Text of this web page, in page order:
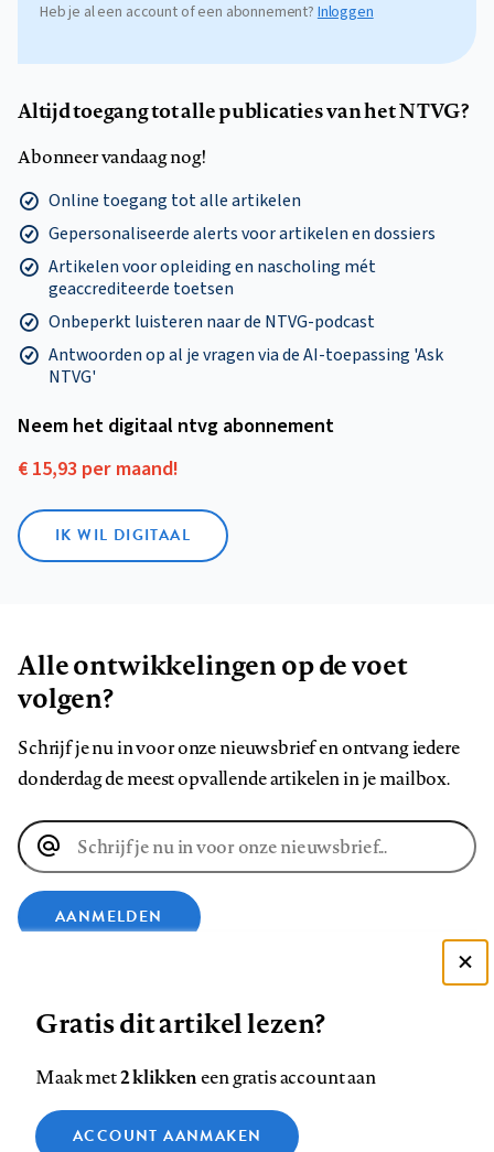
Heb je al een account of een abonnement?Inloggen
Altijd toegang tot alle publicaties van het NTVG?
Abonneer vandaag nog!
Online toegang tot alle artikelen
Gepersonaliseerde alerts voor artikelen en dossiers
Artikelen voor opleiding en nascholing mét
geaccrediteerde toetsen
Onbeperkt luisteren naar de NTVG-podcast
Antwoorden op al je vragen via de AI-toepassing 'Ask
NTVG'
Neem het digitaal ntvg abonnement
€ 15,93 per maand!
IK WIL DIGITAAL
Alle ontwikkelingen op de voet
volgen?
Schrijf je nu in voor onze nieuwsbrief en ontvang iedere
donderdag de meest opvallende artikelen in je mailbox.
E-
mailadres
AANMELDEN
op
op
op
ons
op
Contact Colofon Disclaimer Privacy
Gratis dit artikel lezen?
Maak met2 klikkeneen gratis account aan
ACCOUNT AANMAKEN
Zie onze cookie policy
Functionele cookies